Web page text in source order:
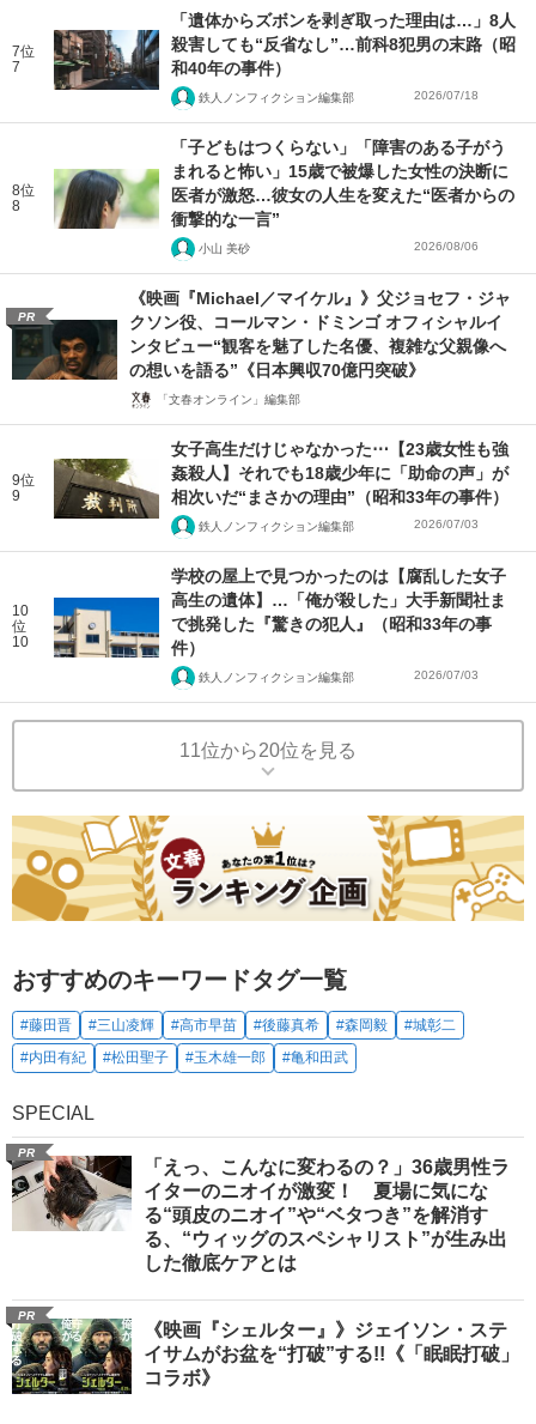
7位
7
「遺体からズボンを剥ぎ取った理由は…」8人
殺害しても“反省なし”…前科8犯男の末路（昭
和40年の事件）
鉄人ノンフィクション編集部 2026/07/18
8位
8
「子どもはつくらない」「障害のある子がう
まれると怖い」15歳で被爆した女性の決断に
医者が激怒…彼女の人生を変えた“医者からの
衝撃的な一言”
小山 美砂 2026/08/06
PR
《映画『Michael／マイケル』》父ジョセフ・ジャ
クソン役、コールマン・ドミンゴ オフィシャルイ
ンタビュー“観客を魅了した名優、複雑な父親像へ
の想いを語る”《日本興収70億円突破》
「文春オンライン」編集部
9位
9
女子高生だけじゃなかった⋯【23歳女性も強
姦殺人】それでも18歳少年に「助命の声」が
相次いだ“まさかの理由”（昭和33年の事件）
鉄人ノンフィクション編集部 2026/07/03
10
位
10
学校の屋上で見つかったのは【腐乱した女子
高生の遺体】…「俺が殺した」大手新聞社ま
で挑発した『驚きの犯人』（昭和33年の事
件）
鉄人ノンフィクション編集部 2026/07/03
11位から20位を見る
おすすめのキーワードタグ一覧
#藤田晋 #三山凌輝 #高市早苗 #後藤真希 #森岡毅
#城彰二
#内田有紀
#松田聖子 #玉木雄一郎 #亀和田武
SPECIAL
PR
「えっ、こんなに変わるの？」36歳男性ラ
イターのニオイが激変！ 夏場に気にな
る“頭皮のニオイ”や“ベタつき”を解消す
る、“ウィッグのスペシャリスト”が生み出
した徹底ケアとは
PR
《映画『シェルター』》ジェイソン・ステ
イサムがお盆を“打破”する!!《「眠眠打破」
コラボ》